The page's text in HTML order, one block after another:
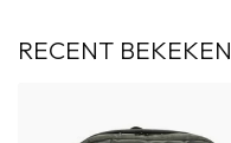
RECENT BEKEKEN